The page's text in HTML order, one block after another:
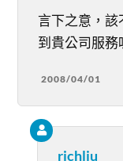
言下之意，
到貴公司服務
2008/04/01
richliu